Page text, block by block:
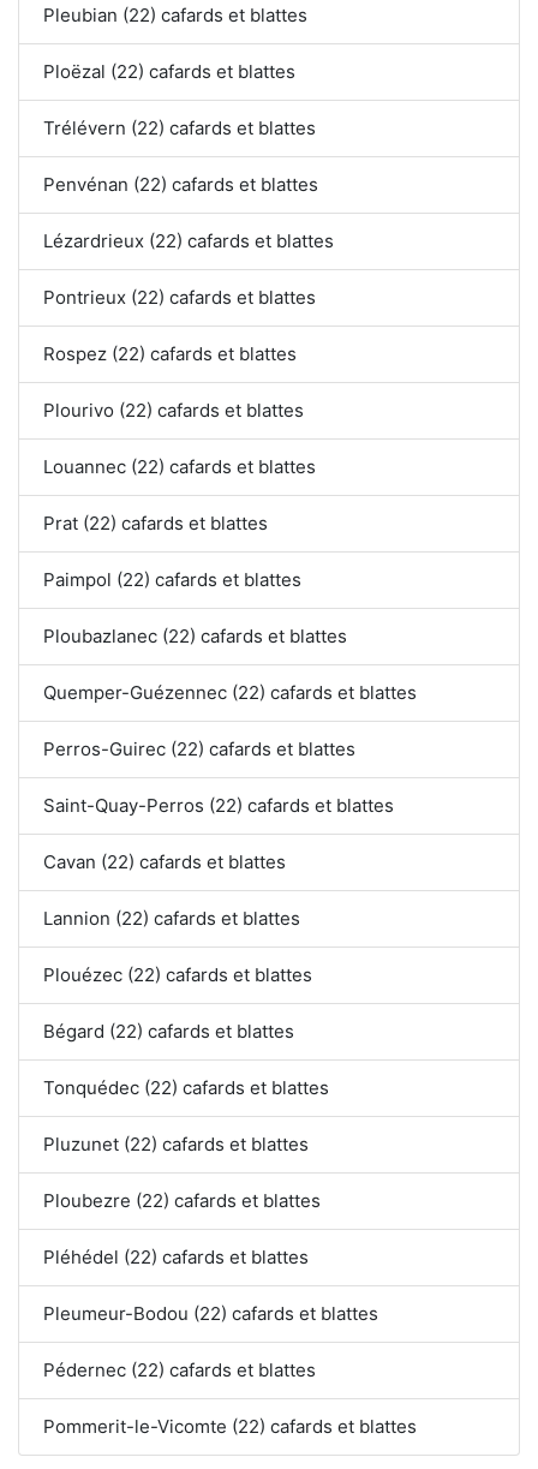
Pleubian (22) cafards et blattes
Ploëzal (22) cafards et blattes
Trélévern (22) cafards et blattes
Penvénan (22) cafards et blattes
Lézardrieux (22) cafards et blattes
Pontrieux (22) cafards et blattes
Rospez (22) cafards et blattes
Plourivo (22) cafards et blattes
Louannec (22) cafards et blattes
Prat (22) cafards et blattes
Paimpol (22) cafards et blattes
Ploubazlanec (22) cafards et blattes
Quemper-Guézennec (22) cafards et blattes
Perros-Guirec (22) cafards et blattes
Saint-Quay-Perros (22) cafards et blattes
Cavan (22) cafards et blattes
Lannion (22) cafards et blattes
Plouézec (22) cafards et blattes
Bégard (22) cafards et blattes
Tonquédec (22) cafards et blattes
Pluzunet (22) cafards et blattes
Ploubezre (22) cafards et blattes
Pléhédel (22) cafards et blattes
Pleumeur-Bodou (22) cafards et blattes
Pédernec (22) cafards et blattes
Pommerit-le-Vicomte (22) cafards et blattes